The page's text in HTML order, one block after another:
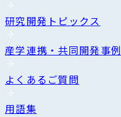
研究開発トピックス
産学連携・共同開発事例
よくあるご質問
用語集